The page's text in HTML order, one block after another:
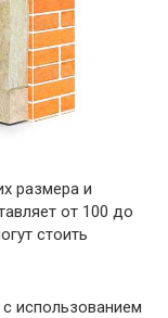
размера и
от 100 до
стоить
использованием